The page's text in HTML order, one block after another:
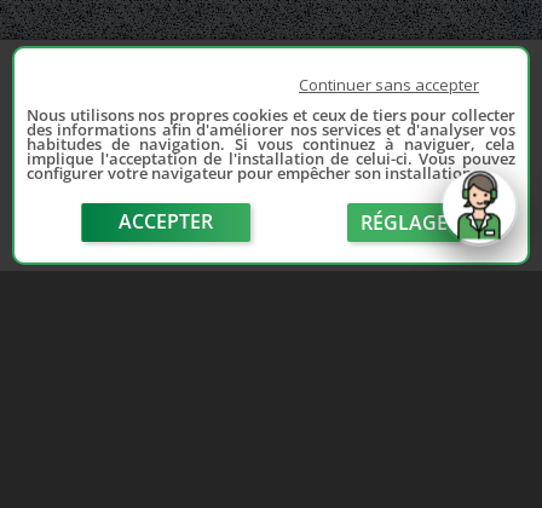
Continuer sans accepter
Nous utilisons nos propres cookies et ceux de tiers pour collecter
des informations afin d'améliorer nos services et d'analyser vos
habitudes de navigation. Si vous continuez à naviguer, cela
implique l'acceptation de l'installation de celui-ci. Vous pouvez
configurer votre navigateur pour empêcher son installation.
ACCEPTER RÉGLAGE